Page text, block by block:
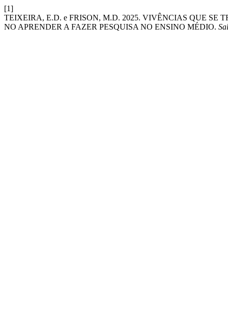
[1]
TEIXEIRA, E.D. e FRISON, M.D. 2025. VIVÊNCIAS QUE
NO APRENDER A FAZER PESQUISA NO ENSINO MÉDIO.